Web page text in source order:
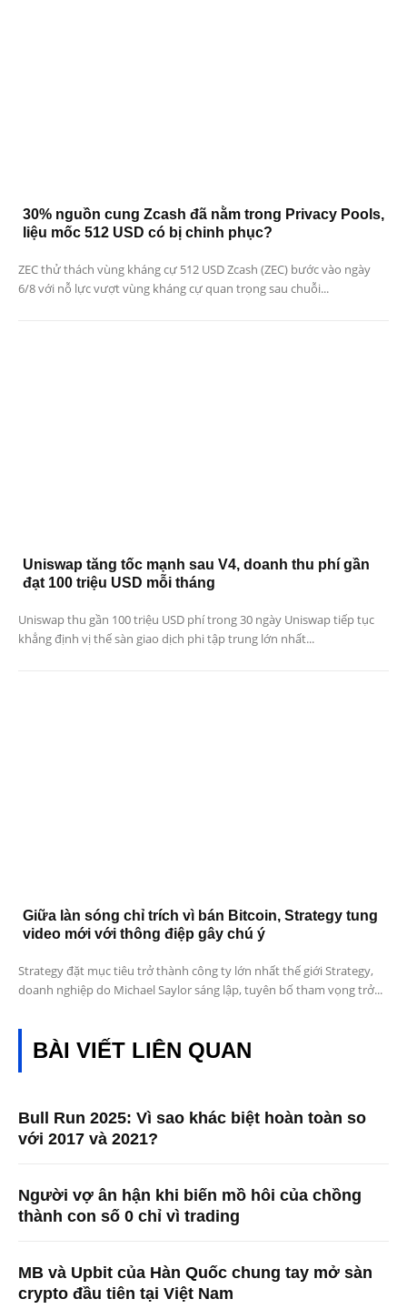
30% nguồn cung Zcash đã nằm trong Privacy Pools,
liệu mốc 512 USD có bị chinh phục?
ZEC thử thách vùng kháng cự 512 USD Zcash (ZEC) bước vào ngày
6/8 với nỗ lực vượt vùng kháng cự quan trọng sau chuỗi...
Uniswap tăng tốc mạnh sau V4, doanh thu phí gần
đạt 100 triệu USD mỗi tháng
Uniswap thu gần 100 triệu USD phí trong 30 ngày Uniswap tiếp tục
khẳng định vị thế sàn giao dịch phi tập trung lớn nhất...
Giữa làn sóng chỉ trích vì bán Bitcoin, Strategy tung
video mới với thông điệp gây chú ý
Strategy đặt mục tiêu trở thành công ty lớn nhất thế giới Strategy,
doanh nghiệp do Michael Saylor sáng lập, tuyên bố tham vọng trở...
BÀI VIẾT LIÊN QUAN
Bull Run 2025: Vì sao khác biệt hoàn toàn so
với 2017 và 2021?
Người vợ ân hận khi biến mồ hôi của chồng
thành con số 0 chỉ vì trading
MB và Upbit của Hàn Quốc chung tay mở sàn
crypto đầu tiên tại Việt Nam